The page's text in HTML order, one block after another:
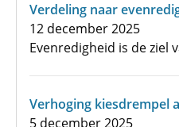
Verdeling naar
12 december 2025
Evenredigheid is de ziel
Verhoging kiesdrempel
5 december 2025